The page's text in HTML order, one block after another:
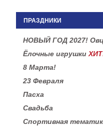
ПРАЗДНИКИ
НОВЫЙ ГОД 2027!
Ёлочные игрушки
8 Марта!
23 Февраля
Пасха
Свадьба
Спортивная